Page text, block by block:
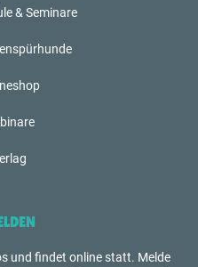
& Seminare
und findet online statt. Melde